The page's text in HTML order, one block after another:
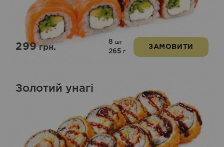
299грн.
8 шт
265 г
ЗАМОВИТИ
Золотий унагі